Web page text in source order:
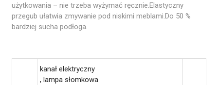
użytkowania – nie trzeba wyżymać ręcznie.Elastyczny
przegub ułatwia zmywanie pod niskimi meblami.Do 50 %
bardziej sucha podłoga.
kanał elektryczny
, lampa słomkowa